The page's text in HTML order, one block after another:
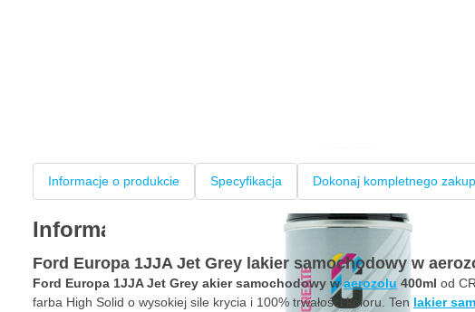
Informacje o produkcie Specyfikacja Dokonaj kompletnego
Informacje o produkcie
Ford Europa 1JJA Jet Grey lakier samochodowy w
Ford Europa 1JJA Jet Grey akier samochodowy waerozolu 400ml od
farba High Solid o wysokiej sile krycia i 100% trwałości koloru. Ten lakier